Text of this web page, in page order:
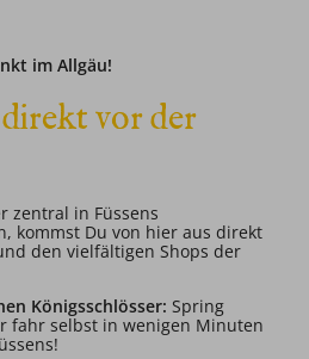
im Allgäu!
vor der
zentral in Füssens
kommst Du von hier aus direkt
den vielfältigen Shops der
Königsschlösser: Spring
fahr selbst in wenigen Minuten